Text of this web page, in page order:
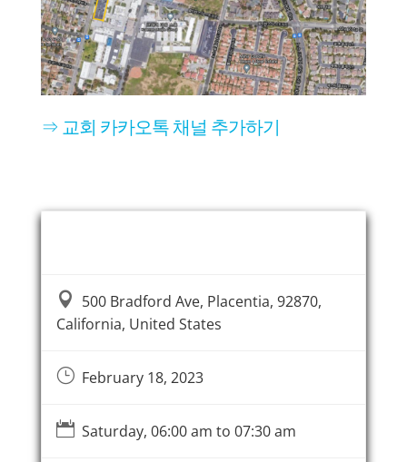
⇒ 교회 카카오톡 채널 추가하기
 500 Bradford Ave, Placentia, 92870,
California, United States
}February 18, 2023
 Saturday, 06:00 am to 07:30 am